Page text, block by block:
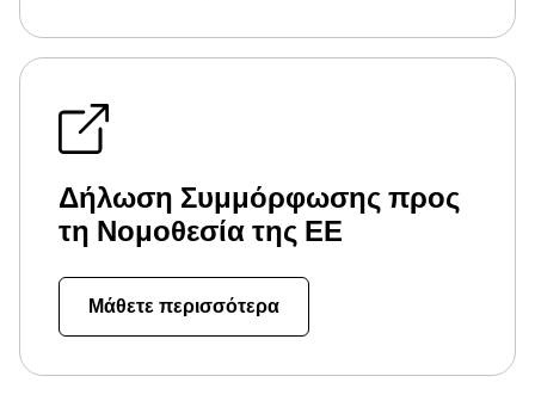
Δήλωση Συμμόρφωσης προς
τη Νομοθεσία της ΕΕ
Μάθετε περισσότερα